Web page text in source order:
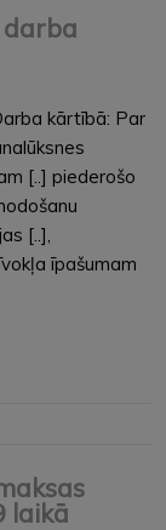
darba
kārtībā: Par
[..] piederošo
[..],
īpašumam
laikā